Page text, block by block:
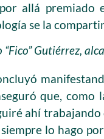
allá premiado
se la
“Fico” Gutiérrez,
que,
ahí
lo hago